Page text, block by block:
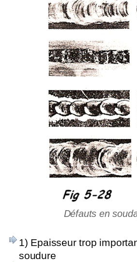
Défauts en
1) Epaisseur trop
soudure